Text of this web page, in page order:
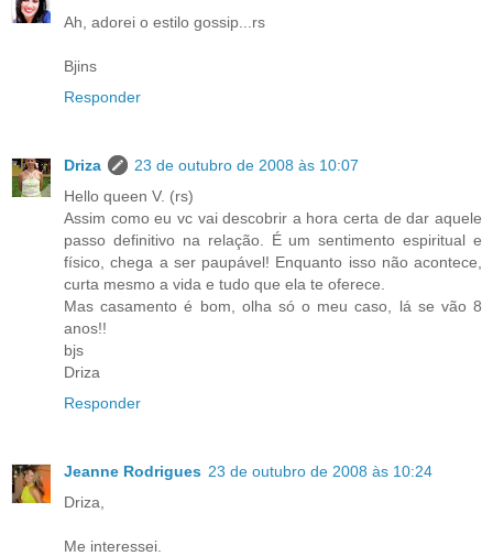
Ah, adorei o estilo gossip...rs
Bjins
Responder
Driza
23 de outubro de 2008 às 10:07
Hello queen V. (rs)
Assim como eu vc vai descobrir a hora certa de dar aquele
passo definitivo na relação. É um sentimento espiritual e
físico, chega a ser paupável! Enquanto isso não acontece,
curta mesmo a vida e tudo que ela te oferece.
Mas casamento é bom, olha só o meu caso, lá se vão 8
anos!!
bjs
Driza
Responder
Jeanne Rodrigues 23 de outubro de 2008 às 10:24
Driza,
Me interessei.